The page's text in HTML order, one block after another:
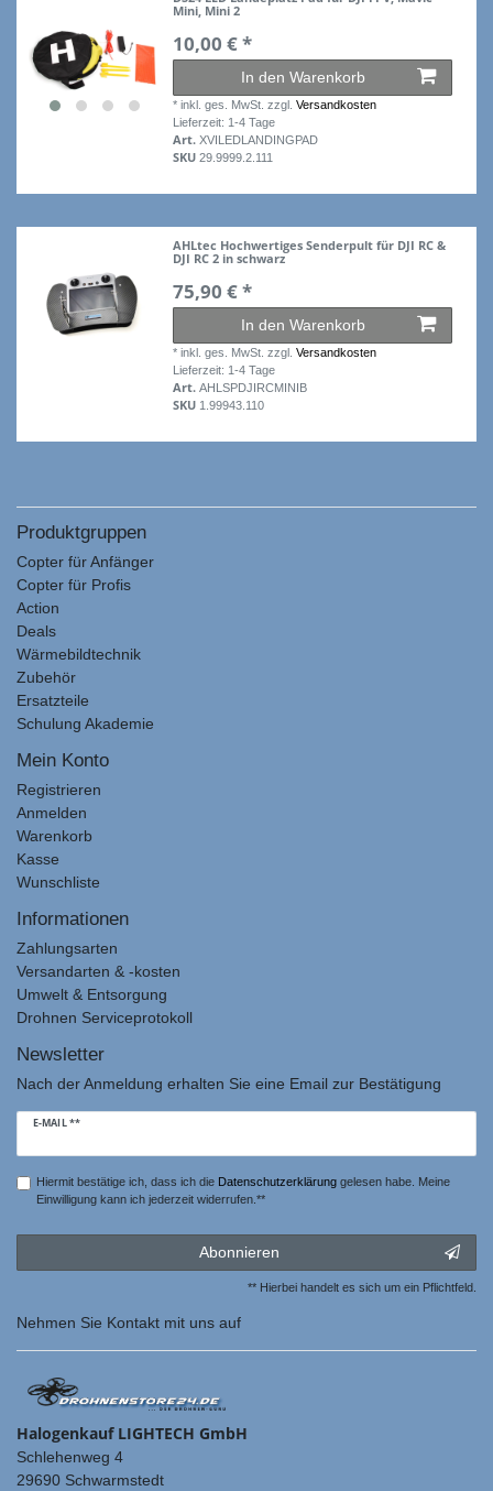
Mini, Mini 2
10,00 € *
In den Warenkorb
*inkl. ges. MwSt. zzgl.Versandkosten
Lieferzeit: 1-4 Tage
Art.XVILEDLANDINGPAD
SKU29.9999.2.111
AHLtec Hochwertiges Senderpult für DJI RC &
DJI RC 2 in schwarz
75,90 € *
In den Warenkorb
*inkl. ges. MwSt. zzgl.Versandkosten
Lieferzeit: 1-4 Tage
Art.AHLSPDJIRCMINIB
SKU 1.99943.110
Produktgruppen
Copter für Anfänger
Copter für Profis
Action
Deals
Wärmebildtechnik
Zubehör
Ersatzteile
Schulung Akademie
Mein Konto
Registrieren
Anmelden
Warenkorb
Kasse
Wunschliste
Informationen
Zahlungsarten
Versandarten & -kosten
Umwelt & Entsorgung
Drohnen Serviceprotokoll
Newsletter
Nach der Anmeldung erhalten Sie eine Email zur Bestätigung
E-MAIL **
Newsletter
Hiermit bestätige ich, dass ich die Daten­schutz­erklärunggelesen habe. Meine
Einwilligung kann ich jederzeit widerrufen.**
Abonnieren
** Hierbei handelt es sich um ein Pflichtfeld.
Nehmen Sie Kontakt mit uns auf
Halogenkauf LIGHTECH GmbH
Schlehenweg 4
29690 Schwarmstedt